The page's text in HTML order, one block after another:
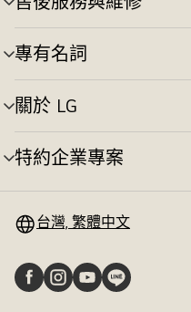
換
選
單
切
換
專有名詞
選
單
切
換
關於 LG
選
單
切
換
特約企業專案
選
換 台灣, 繁體中文